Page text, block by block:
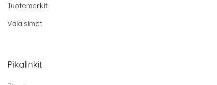
Tuotemerkit
Valaisimet
Pikalinkit